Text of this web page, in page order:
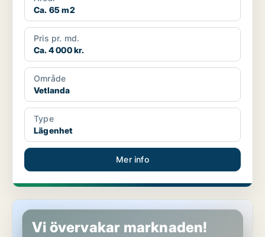
Ca. 65 m2
Pris pr. md.
Ca. 4 000 kr.
Område
Vetlanda
Type
Lägenhet
Mer info
Lägenhet i Vetlanda
Vi övervakar marknaden!